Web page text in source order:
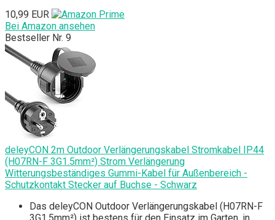
10,99 EUR
Bei Amazon ansehen
Bestseller Nr. 9
deleyCON 2m Outdoor Verlängerungskabel Stromkabel IP44
(H07RN-F 3G1.5mm²) Strom Verlängerung
Witterungsbeständiges Gummi-Kabel für Außenbereich -
Schutzkontakt Stecker auf Buchse - Schwarz
Das deleyCON Outdoor Verlängerungskabel (H07RN-F